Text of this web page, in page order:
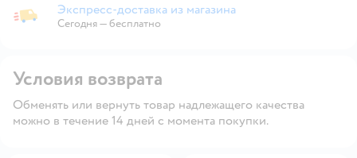
Экспресс-доставка из магазина
Экспресс-доставка из магазина
Сегодня—бесплатно
Условия возврата
Обменять или вернуть товар надлежащего качества
можно в течение 14 дней с момента покупки.